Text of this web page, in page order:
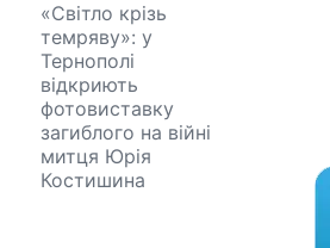
«Світло крізь
темряву»: у
Тернополі
відкриють
фотовиставку
загиблого на війні
митця Юрія
Костишина